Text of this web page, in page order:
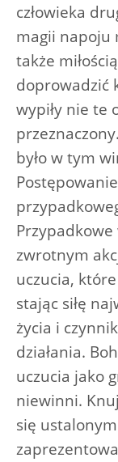
człowieka
magii napoju
także
doprowadzić
wypiły nie te
było w tym
zwrotnym
uczucia,
stając siłę
życia i
działania.
uczucia jako
niewinni.
się